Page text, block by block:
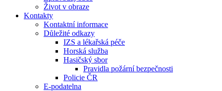
Život v obraze
Kontakty
Kontaktní informace
Důležité odkazy
IZS a lékařská péče
Horská služba
Hasičský sbor
Pravidla požární bezpečnosti
Policie ČR
E-podatelna